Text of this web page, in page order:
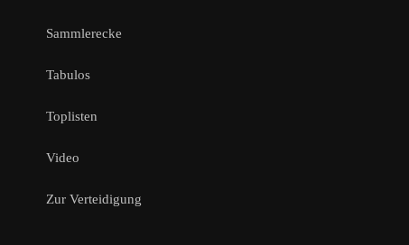
Sammlerecke
Tabulos
Toplisten
Video
Zur Verteidigung